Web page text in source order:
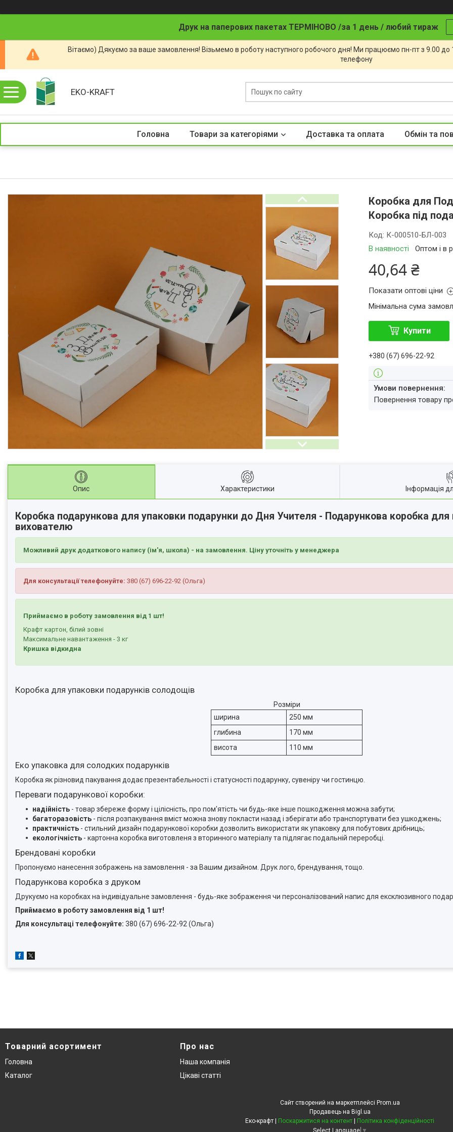
Друк на паперових пакетах ТЕРМІНОВО /за 1 день / любий тираж
Вітаємо) Дякуємо за ваше замовлення! Візьмемо в роботу наступного робочого дня! Ми працюємо пн-пт з 9.00
телефону
EKO-KRAFT
Головна Товари за категоріями Доставка та оплата Обмін та
Коробка для
Коробка під
В наявності Оптом і в
Код: К-000510-БЛ-003
40,64 ₴
Показати оптові ціни
Мінімальна сума
Купити
+380 (67) 696-22-92
повернення товару
Опис Характеристики Інформація
Коробка подарункова для упаковки подарунки до Дня Учителя - Подарункова коробка для
вихователю
Можливий друк додаткового напису (ім'я, школа) - на замовлення. Ціну уточніть у менеджера
Для консультації телефонуйте: 380 (67) 696-22-92 (Ольга)
Приймаємо в роботу замовлення від 1 шт!
Крафт картон, білий зовні
Максимальне навантаження - 3 кг
Кришка відкидна
Коробка для упаковки подарунків солодощів
Розміри
ширина
250 мм
глибина
170 мм
висота
110 мм
Еко упаковка для солодких подарунків
Коробка як різновид пакування додає презентабельності і статусності подарунку, сувеніру чи гостинцю.
Переваги подарункової коробки:
надійність - товар збереже форму і цілісність, про пом'ятість чи будь-яке інше пошкодження можна забути;
багаторазовість - після розпакування вміст можна знову покласти назад і зберігати або транспортувати без ушкоджень;
практичність - стильний дизайн подарункової коробки дозволить використати як упаковку для побутових дрібниць;
екологічність - картонна коробка виготовленя з вторинного матеріалу та підлягає подальній переробці.
Брендовані коробки
Пропонуємо нанесення зображень на замовлення - за Вашим дизайном. Друк лого, брендування, тощо.
Подарункова коробка з друком
Друкуємо на коробках на індивідуальне замовлення - будь-яке зображення чи персоналізований напис для ексклюзивного
Приймаємо в роботу замовлення від 1 шт!
Для консультаці телефонуйте: 380 (67) 696-22-92 (Ольга)
Товарний асортимент
Головна
Каталог
Про нас
Наша компанія
Цікаві статті
Сайт створений на маркетплейсі Prom.ua
Продавець на Bigl.ua
Еко-крафт | Поскаржитися на контент | Політика конфіденційності
Select Language ▼